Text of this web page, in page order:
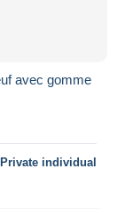
avec gomme
Private individual